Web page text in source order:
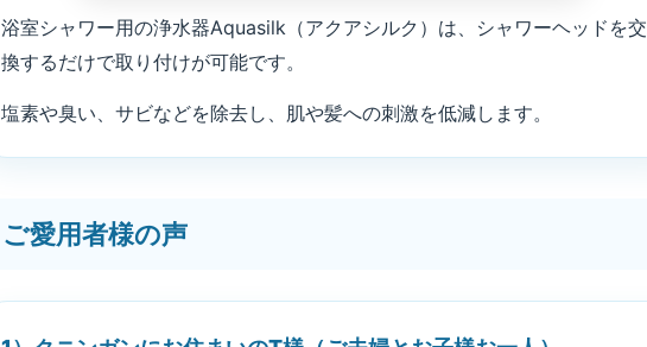
浴室シャワー用の浄水器Aquasilk（アクアシルク）は、シャワーヘッドを交
換するだけで取り付けが可能です。
塩素や臭い、サビなどを除去し、肌や髪への刺激を低減します。
ご愛用者様の声